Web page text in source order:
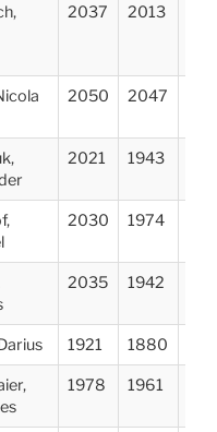
2037 2013
2050 2047
2021 1943
2030 1974
2035 1942
1921 1880
1978 1961